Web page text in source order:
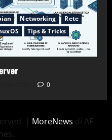
Networking
Rete
Tips & Tricks
0
| MoreNews di AF